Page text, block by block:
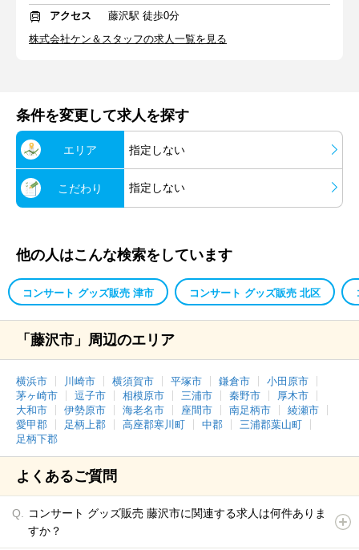
アクセス
藤沢駅 徒歩0分
株式会社ケン＆スタッフの求人一覧を見る
条件を変更して求人を探す
エリア 指定しない
こだわり 指定しない
他の人はこんな検索をしています
コンサート グッズ販売 津市 コンサート グッズ販売 北区
「藤沢市」周辺のエリア
横浜市 川崎市 横須賀市 平塚市 鎌倉市
小田原市
茅ヶ崎市
逗子市 相模原市 三浦市 秦野市
厚木市
大和市
伊勢原市 海老名市 座間市 南足柄市
綾瀬市
愛甲郡
足柄上郡 高座郡寒川町 中郡
三浦郡葉山町
足柄下郡
よくあるご質問
コンサート グッズ販売 藤沢市に関連する求人は何件ありま
すか？